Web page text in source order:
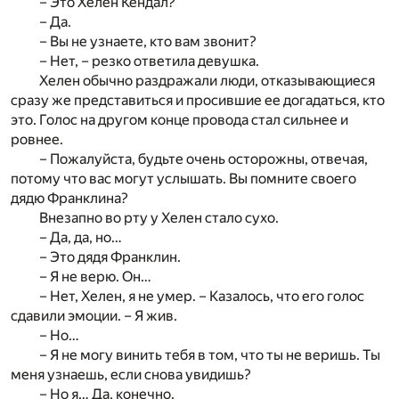
– Да.
– Вы не узнаете, кто вам звонит?
– Нет, – резко ответила девушка.
Хелен обычно раздражали люди, отказывающиеся
сразу же представиться и просившие ее догадаться, кто
это. Голос на другом конце провода стал сильнее и
ровнее.
– Пожалуйста, будьте очень осторожны, отвечая,
потому что вас могут услышать. Вы помните своего
дядю Франклина?
Внезапно во рту у Хелен стало сухо.
– Да, да, но…
– Это дядя Франклин.
– Я не верю. Он…
– Нет, Хелен, я не умер. – Казалось, что его голос
сдавили эмоции. – Я жив.
– Но…
– Я не могу винить тебя в том, что ты не веришь. Ты
меня узнаешь, если снова увидишь?
– Но я… Да, конечно.